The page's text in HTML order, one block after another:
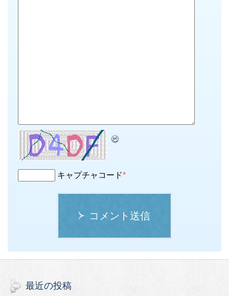
キャプチャコード*
コメント送信
最近の投稿